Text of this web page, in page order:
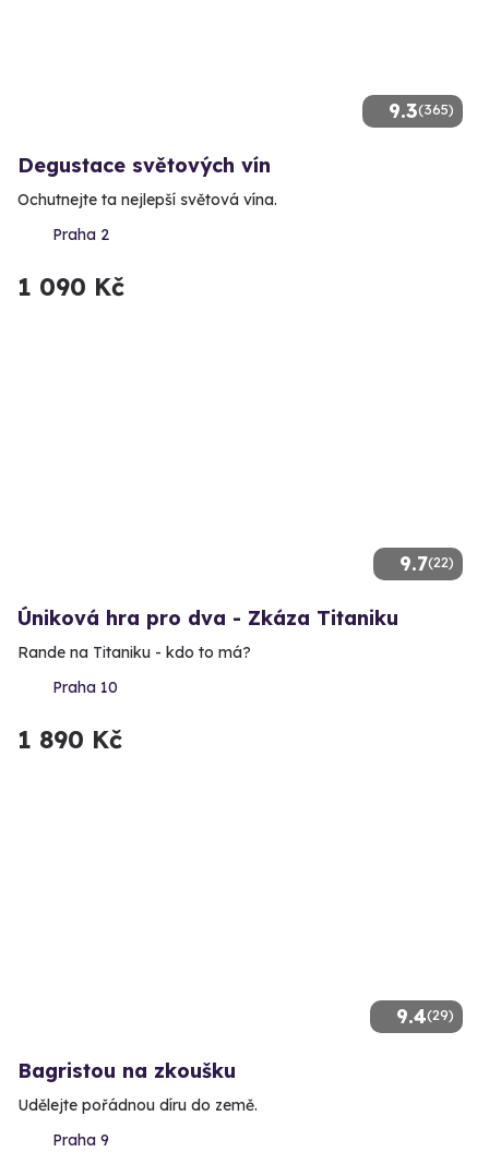
9.3(365)
Degustace světových vín
Ochutnejte ta nejlepší světová vína.
Praha 2
1 090 Kč
9.7(22)
Úniková hra pro dva - Zkáza Titaniku
Rande na Titaniku - kdo to má?
Praha 10
1 890 Kč
9.4(29)
Bagristou na zkoušku
Udělejte pořádnou díru do země.
Praha 9